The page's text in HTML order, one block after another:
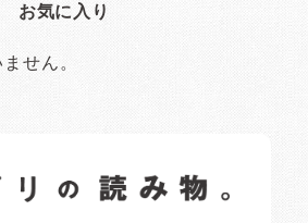
お気に入り
せん。
新中です。